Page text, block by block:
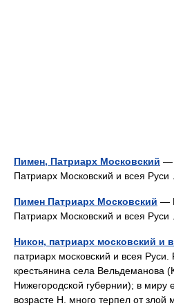
Пимен, Патриарх Московский —
Патриарх Московский и всея
Пимен Патриарх Московский —
Патриарх Московский и всея
Никон, патриарх московский и
патриарх московский и всея Руси.
крестьянина села Вельдеманова
Нижегородской губернии); в миру
возрасте Н. много терпел от злой